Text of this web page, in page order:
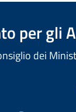
per gli
dei